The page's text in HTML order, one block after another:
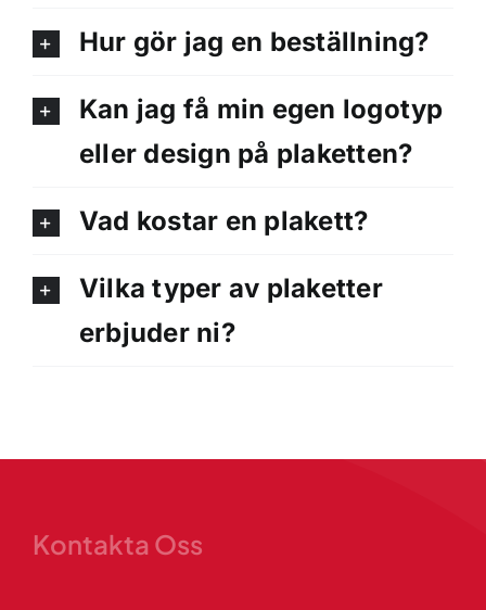
Hur gör jag en beställning?
Kan jag få min egen logotyp
eller design på plaketten?
Vad kostar en plakett?
Vilka typer av plaketter
erbjuder ni?
Kontakta Oss